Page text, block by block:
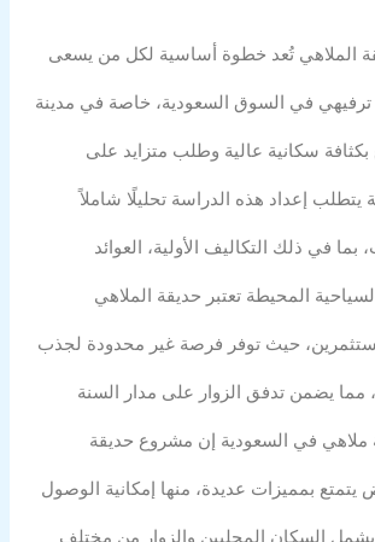
الملاهي تُعد خطوة أساسية لكل من يسعى
في السوق السعودية، خاصة في مدينة
بكثافة سكانية عالية وطلب متزايد على
يتطلب إعداد هذه الدراسة تحليلًا شاملاً
بما في ذلك التكاليف الأولية، العوائد
المحيطة تعتبر حديقة الملاهي
حيث توفر فرصة غير محدودة لجذب
مما يضمن تدفق الزوار على مدار السنة
ملاهي في السعودية إن مشروع حديقة
يتمتع بمميزات عديدة، منها إمكانية الوصول
السكان المحليين والزوار من مختلف